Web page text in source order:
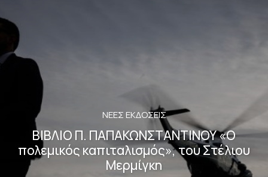
ΝΈΕΣ ΕΚΔΌΣΕΙΣ
ΒΙΒΛΙΟ Π. ΠΑΠΑΚΩΝΣΤΑΝΤΙΝΟΥ «Ο
πολεμικός καπιταλισμός», του Στέλιου
Μερμίγκη